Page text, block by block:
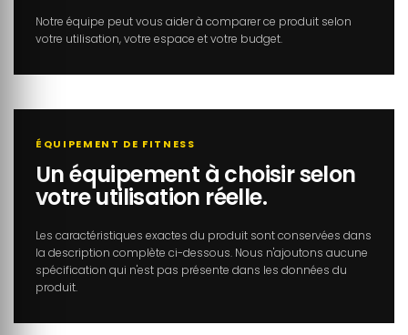
Notre équipe peut vous aider à comparer ce produit selon
votre utilisation, votre espace et votre budget.
ÉQUIPEMENT DE FITNESS
Un équipement à choisir selon
votre utilisation réelle.
Les caractéristiques exactes du produit sont conservées dans
la description complète ci-dessous. Nous n'ajoutons aucune
spécification qui n'est pas présente dans les données du
produit.